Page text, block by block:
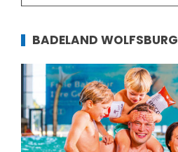
BADELAND WOLFSBURG